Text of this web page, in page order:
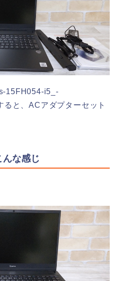
15FH054-i5_-
と、ACアダプターセット
な感じ